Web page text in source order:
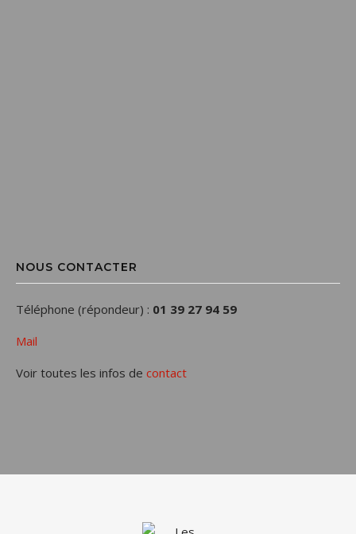
NOUS CONTACTER
Téléphone (répondeur) : 01 39 27 94 59
Mail
Voir toutes les infos de contact